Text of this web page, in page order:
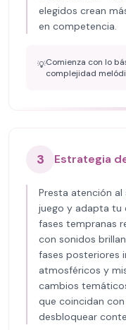
elegidos crean
en competencia.
💡Comienza con lo
complejidad
3 Estrategia
Presta atención
juego y adapta tu
fases tempranas
con sonidos
fases posteriores
atmosféricos y
cambios
que coincidan
desbloquear